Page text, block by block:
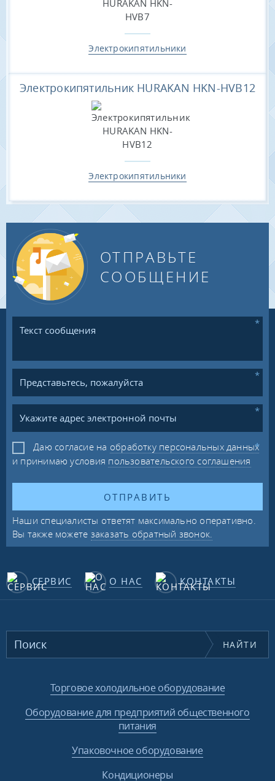
Электрокипятильники
Электрокипятильник HURAKAN HKN-HVB12
Электрокипятильники
ОТПРАВЬТЕ
СООБЩЕНИЕ
Даю согласие на обработку персональных данных
и принимаю условия пользовательского соглашения
ОТПРАВИТЬ
Наши специалисты ответят максимально оперативно.
Вы также можете заказать обратный звонок.
СЕРВИС О НАС КОНТАКТЫ
НАЙТИ
Торговое холодильное оборудование
Оборудование для предприятий общественного
питания
Упаковочное оборудование
Кондиционеры